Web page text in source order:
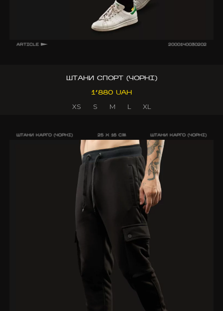
ARTICLE 2000140030202
ШТАНИ СПОРТ (ЧОРНІ)
1’880 UAH
XS
S M L XL
ШТАНИ КАРГО (ЧОРНІ) 25 X 16 CM ШТАНИ КАРГО (ЧОРНІ)